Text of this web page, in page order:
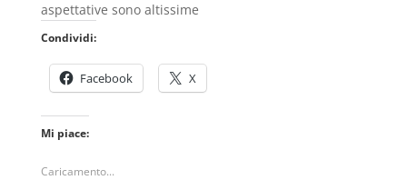
aspettative sono altissime
Condividi:
Facebook X
Mi piace:
Caricamento...